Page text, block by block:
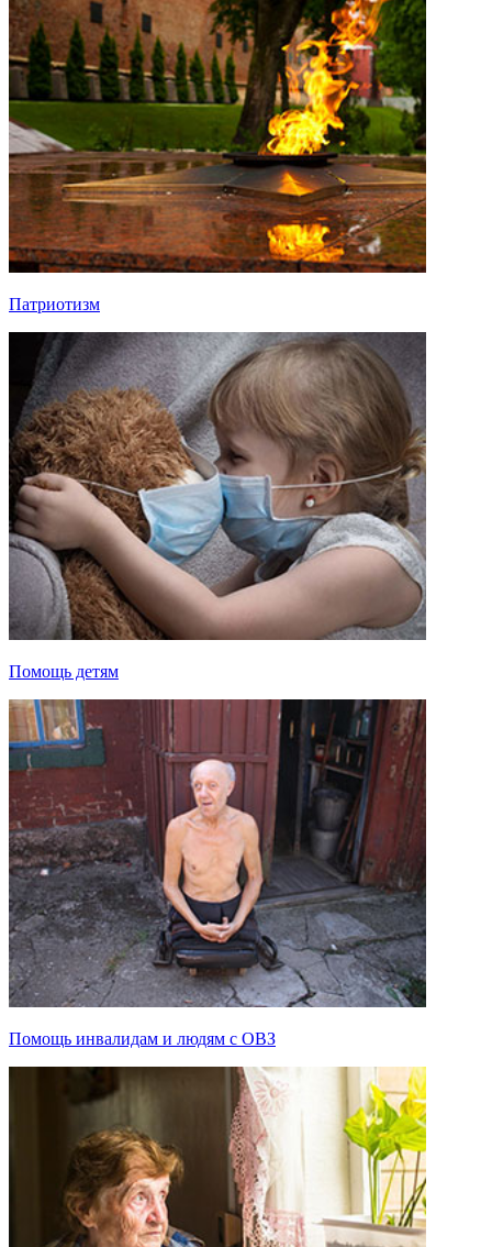
Патриотизм
Помощь детям
Помощь инвалидам и людям с ОВЗ